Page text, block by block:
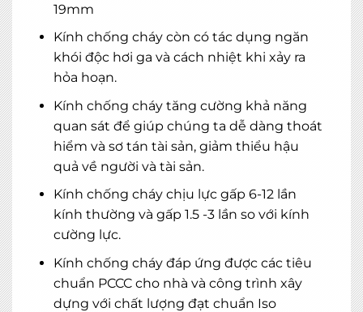
19mm
Kính chống cháy còn có tác dụng ngăn
khói độc hơi ga và cách nhiệt khi xảy ra
hỏa hoạn.
Kính chống cháy tăng cường khả năng
quan sát để giúp chúng ta dễ dàng thoát
hiểm và sơ tán tài sản, giảm thiểu hậu
quả về người và tài sản.
Kính chống cháy chịu lực gấp 6-12 lần
kính thường và gấp 1.5 -3 lần so với kính
cường lực.
Kính chống cháy đáp ứng được các tiêu
chuẩn PCCC cho nhà và công trình xây
dựng với chất lượng đạt chuẩn Iso